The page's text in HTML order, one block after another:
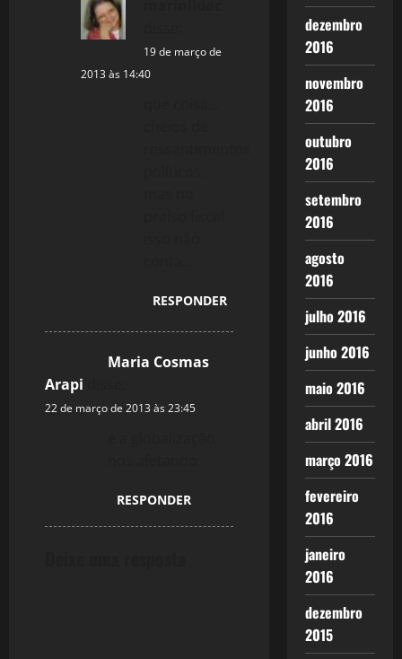
19 de março de
2013 às 14:40
RESPONDER
Maria Cosmas
Arapi
22 de março de 2013 às 23:45
RESPONDER
dezembro
2016
novembro
2016
outubro
2016
setembro
2016
agosto
2016
julho 2016
junho 2016
maio 2016
abril 2016
março 2016
fevereiro
2016
janeiro
2016
dezembro
2015